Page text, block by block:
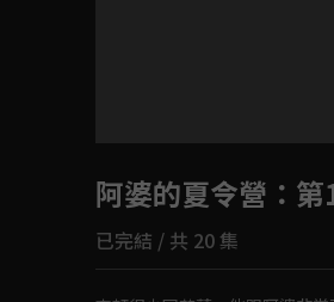
如有不便請見諒
阿婆的夏令營 ：
已完結 / 共 20 集